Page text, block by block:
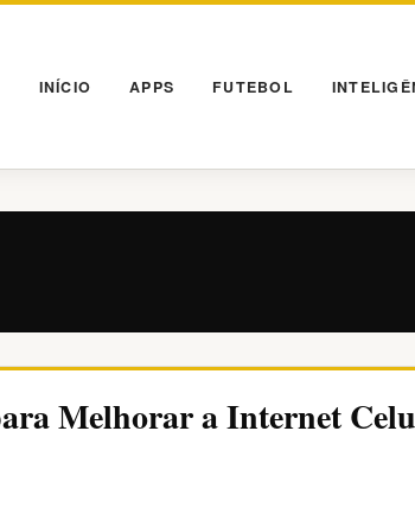
INÍCIO APPS FUTEBOL
Melhorar a Internet